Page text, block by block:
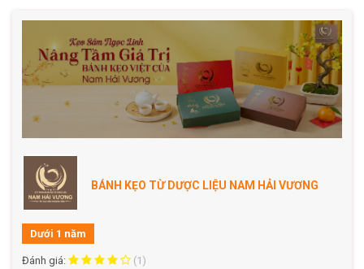
BÁNH KẸO TỪ DƯỢC LIỆU NAM HẢI VƯƠNG
Dưới 1 năm
Đánh giá:
(1)